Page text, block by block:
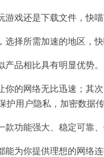
戏还是下载文件，快喵
择所需加速的地区，快
品相比具有明显优势。
的网络无比迅速；其次
用户隐私，加密数据
功能强大、稳定可靠、
为你提供理想的网络连